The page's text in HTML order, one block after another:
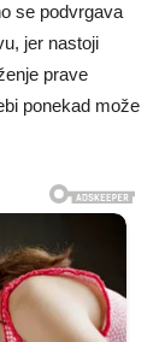
se podvrgava
jer nastoji
prave
ponekad može